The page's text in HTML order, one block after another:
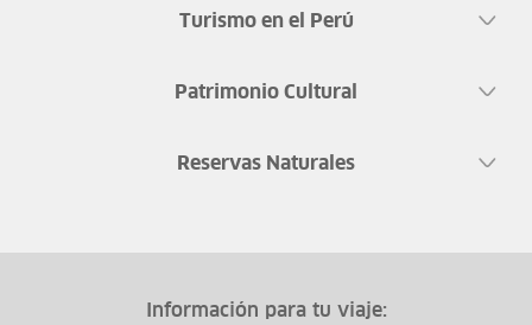
Turismo en el Perú
Patrimonio Cultural
Reservas Naturales
Información para tu viaje: